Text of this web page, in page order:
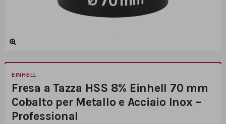
EINHELL
Fresa a Tazza HSS 8% Einhell 70 mm
Cobalto per Metallo e Acciaio Inox –
Professional